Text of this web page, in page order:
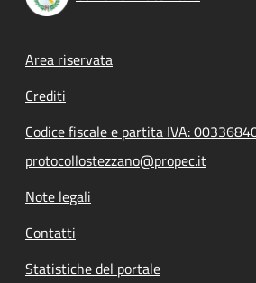
Footer menu
Area riservata
Crediti
Codice fiscale e partita IVA:
protocollostezzano@propec.it
Note legali
Contatti
Statistiche del portale